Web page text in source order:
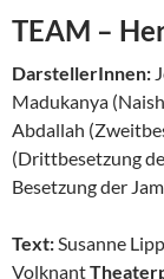
TEAM –
DarstellerInnen:
Madukanya
Abdallah
(Drittbesetzung
Besetzung der
Text: Susanne Lipp
Volknant